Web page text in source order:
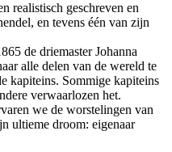
realistisch geschreven en
en tevens één van zijn
de driemaster Johanna
alle delen van de wereld te
kapiteins. Sommige kapiteins
verwaarlozen het.
we de worstelingen van
ultieme droom: eigenaar